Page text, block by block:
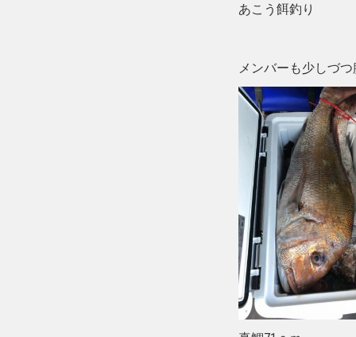
あこう餌釣り
メンバーも少しづ